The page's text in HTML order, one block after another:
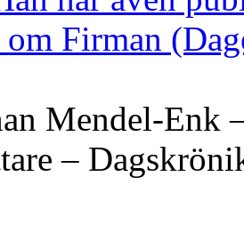
om Firman
Mendel-Enk
–